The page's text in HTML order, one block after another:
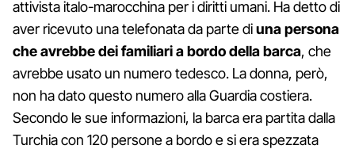
attivista italo-marocchina per i diritti umani. Ha detto di
aver ricevuto una telefonata da parte diuna persona
che avrebbe dei familiari a bordo della barca, che
avrebbe usato un numero tedesco. La donna, però,
non ha dato questo numero alla Guardia costiera.
Secondo le sue informazioni, la barca era partita dalla
Turchia con 120 persone a bordo e si era spezzata